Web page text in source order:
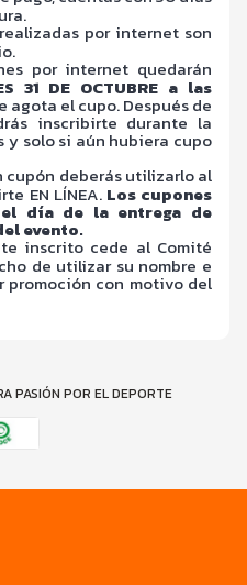
por internet son
por internet quedarán
31 DE OCTUBRE a las
agota el cupo. Después de
inscribirte durante la
y solo si aún hubiera cupo
cupón deberás utilizarlo al
EN LÍNEA. Los cupones
el día de la entrega de
evento.
inscrito cede al Comité
de utilizar su nombre e
promoción con motivo del
PASIÓN POR EL DEPORTE